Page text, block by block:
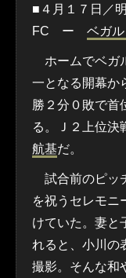
■４月１７日
FC ー ベガ
ホームでベガ
一となる開幕か
勝２分０敗で首
る。Ｊ２上位決
航基だ。
試合前のピッ
を祝うセレモニ
けていた。妻と
れると、小川の
撮影。そんな和